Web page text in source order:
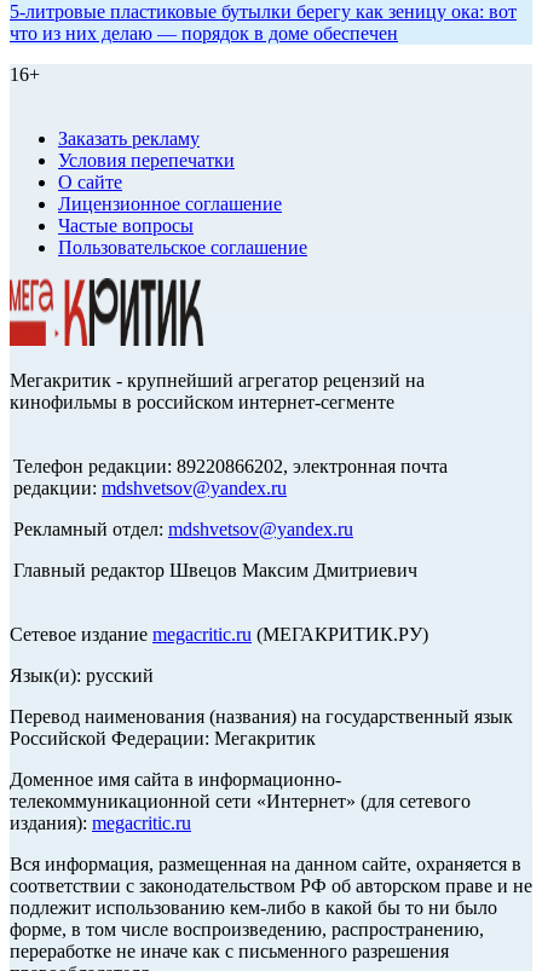
5-литровые пластиковые бутылки берегу как зеницу ока: вот
что из них делаю — порядок в доме обеспечен
16+
Заказать рекламу
Условия перепечатки
О сайте
Лицензионное соглашение
Частые вопросы
Пользовательское соглашение
Мегакритик - крупнейший агрегатор рецензий на
кинофильмы в российском интернет-сегменте
Телефон редакции: 89220866202, электронная почта
редакции: mdshvetsov@yandex.ru
Рекламный отдел: mdshvetsov@yandex.ru
Главный редактор Швецов Максим Дмитриевич
Сетевое издание megacritic.ru (МЕГАКРИТИК.РУ)
Язык(и): русский
Перевод наименования (названия) на государственный язык
Российской Федерации: Мегакритик
Доменное имя сайта в информационно-
телекоммуникационной сети «Интернет» (для сетевого
издания): megacritic.ru
Вся информация, размещенная на данном сайте, охраняется в
соответствии с законодательством РФ об авторском праве и не
подлежит использованию кем-либо в какой бы то ни было
форме, в том числе воспроизведению, распространению,
переработке не иначе как с письменного разрешения